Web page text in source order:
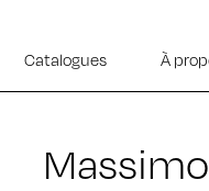
Catalogues À